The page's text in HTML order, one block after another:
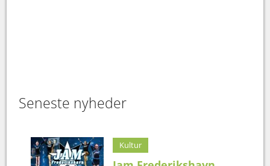
Seneste nyheder
Kultur